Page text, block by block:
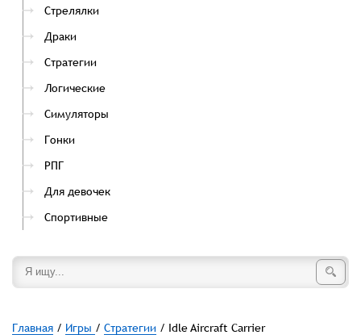
Стрелялки
Драки
Стратегии
Логические
Симуляторы
Гонки
РПГ
Для девочек
Спортивные
Главная / Игры / Стратегии / Idle Aircraft Carrier